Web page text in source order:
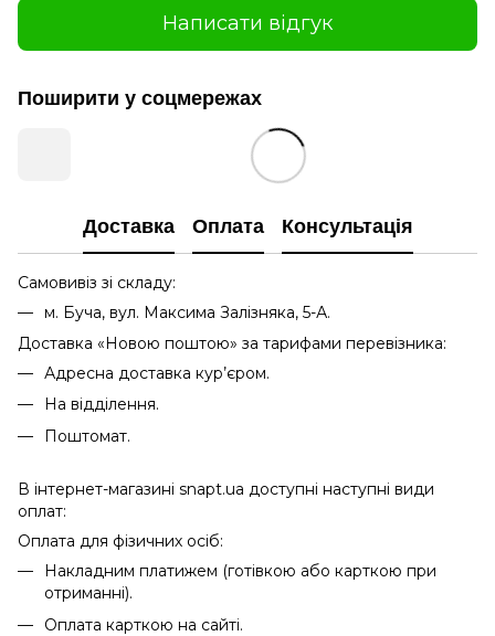
Написати відгук
Поширити у соцмережах
Доставка Оплата Консультація
Самовивіз зі складу:
м. Буча, вул. Максима Залізняка, 5-А.
Доставка «Новою поштою» за тарифами перевізника:
Адресна доставка кур’єром.
На відділення.
Поштомат.
В інтернет-магазині snapt.ua доступні наступні види
оплат:
Оплата для фізичних осіб:
Накладним платижем (готівкою або карткою при
отриманні).
Оплата карткою на сайті.